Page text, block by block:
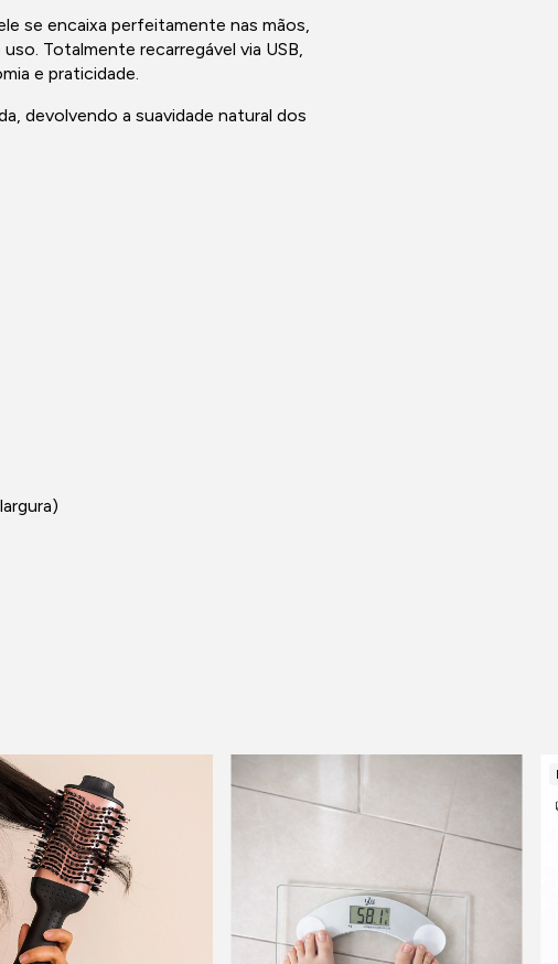
se encaixa perfeitamente nas mãos,
Totalmente recarregável via USB,
e praticidade.
devolvendo a suavidade natural dos